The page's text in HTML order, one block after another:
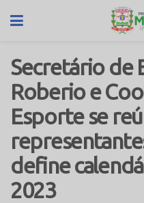
Secretário de
Roberio e
Esporte se
define
2023